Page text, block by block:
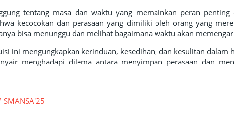
tentang masa dan waktu yang memainkan peran penting
kecocokan dan perasaan yang dimiliki oleh orang yang
bisa menunggu dan melihat bagaimana waktu akan
ini mengungkapkan kerinduan, kesedihan, dan kesulitan dalam
menghadapi dilema antara menyimpan perasaan dan
SMANSA'25